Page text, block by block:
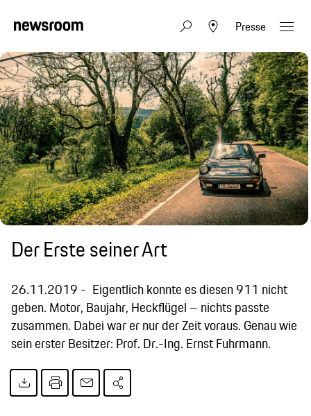
Presse
Der Erste seiner Art
26.11.2019
Eigentlich konnte es diesen 911 nicht
geben. Motor, Baujahr, Heckflügel – nichts passte
zusammen. Dabei war er nur der Zeit voraus. Genau wie
sein erster Besitzer: Prof. Dr.-Ing. Ernst Fuhrmann.